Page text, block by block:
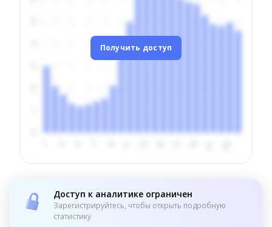
Получить доступ
Доступ к аналитике ограничен
Зарегистрируйтесь, чтобы открыть подробную
статистику